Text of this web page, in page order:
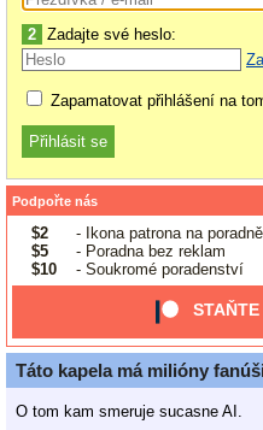
2 Zadajte své heslo:
Zapamatovat přihlášení na
Podpořte nás
$2
- Ikona patrona na poradně
$5
- Poradna bez reklam
$10
- Soukromé poradenství
STAŇTE
Táto kapela má milióny
O tom kam smeruje sucasne AI.